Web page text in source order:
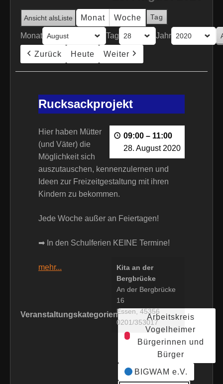
Ansicht alsListe Monat Woche Tag
Monat Tag Jahr
Zurück Heute Weiter
Rucksackprojekt
09:00 – 11:00
28. August 2020
Hier haben Mütter
(und Väter) die
Möglichkeit sich
auszutauschen, kennenzulernen und
Ideen zur Freizeitgestaltung mit ihren
Kindern zu bekommen.
Jede Woche außer an Feiertagen!
➡ In den Schulferien KEINE Termine!
Kita an der
Bergbrücke
An der Bergbrücke
16
Essen,45356
0201/353017
mehr...
Veranstaltungskategorien
Arbeitskreis
Vogelheimer
Bürgerinnen und
Bürger
BIGWAM e.V.